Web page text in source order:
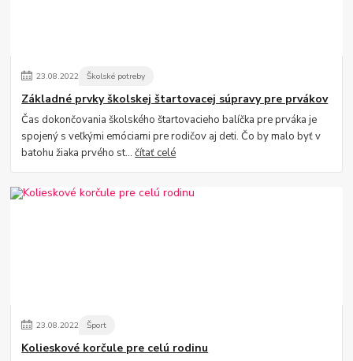
23.08.2022 Školské potreby
Základné prvky školskej štartovacej súpravy pre prvákov
Čas dokončovania školského štartovacieho balíčka pre prváka je
spojený s veľkými emóciami pre rodičov aj deti. Čo by malo byť v
batohu žiaka prvého st...čítať celé
23.08.2022 Šport
Kolieskové korčule pre celú rodinu